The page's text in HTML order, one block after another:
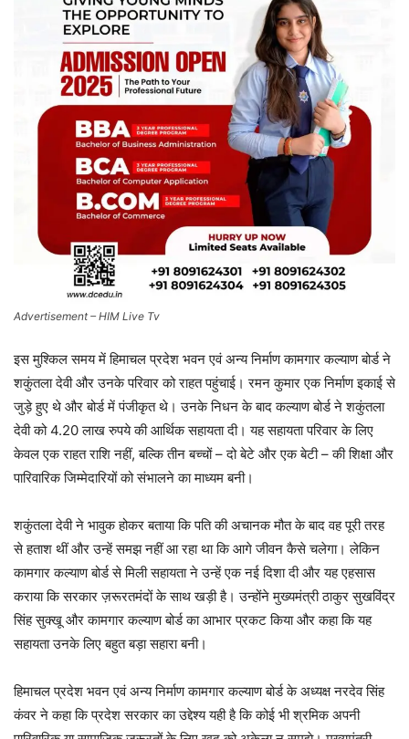
Advertisement – HIM Live Tv
इस मुश्किल समय में हिमाचल प्रदेश भवन एवं अन्य निर्माण कामगार कल्याण बोर्ड ने
शकुंतला देवी और उनके परिवार को राहत पहुंचाई। रमन कुमार एक निर्माण इकाई से
जुड़े हुए थे और बोर्ड में पंजीकृत थे। उनके निधन के बाद कल्याण बोर्ड ने शकुंतला
देवी को 4.20 लाख रुपये की आर्थिक सहायता दी। यह सहायता परिवार के लिए
केवल एक राहत राशि नहीं, बल्कि तीन बच्चों – दो बेटे और एक बेटी – की शिक्षा और
पारिवारिक जिम्मेदारियों को संभालने का माध्यम बनी।
शकुंतला देवी ने भावुक होकर बताया कि पति की अचानक मौत के बाद वह पूरी तरह
से हताश थीं और उन्हें समझ नहीं आ रहा था कि आगे जीवन कैसे चलेगा। लेकिन
कामगार कल्याण बोर्ड से मिली सहायता ने उन्हें एक नई दिशा दी और यह एहसास
कराया कि सरकार ज़रूरतमंदों के साथ खड़ी है। उन्होंने मुख्यमंत्री ठाकुर सुखविंद्र
सिंह सुक्खू और कामगार कल्याण बोर्ड का आभार प्रकट किया और कहा कि यह
सहायता उनके लिए बहुत बड़ा सहारा बनी।
हिमाचल प्रदेश भवन एवं अन्य निर्माण कामगार कल्याण बोर्ड के अध्यक्ष नरदेव सिंह
कंवर ने कहा कि प्रदेश सरकार का उद्देश्य यही है कि कोई भी श्रमिक अपनी